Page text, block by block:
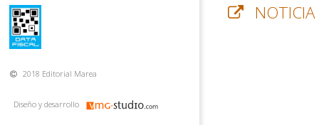
2018 Editorial Marea
Diseño y desarrollo